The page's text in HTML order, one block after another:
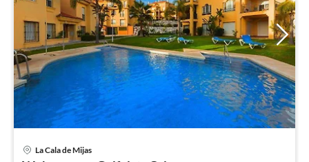
La Cala de Mijas